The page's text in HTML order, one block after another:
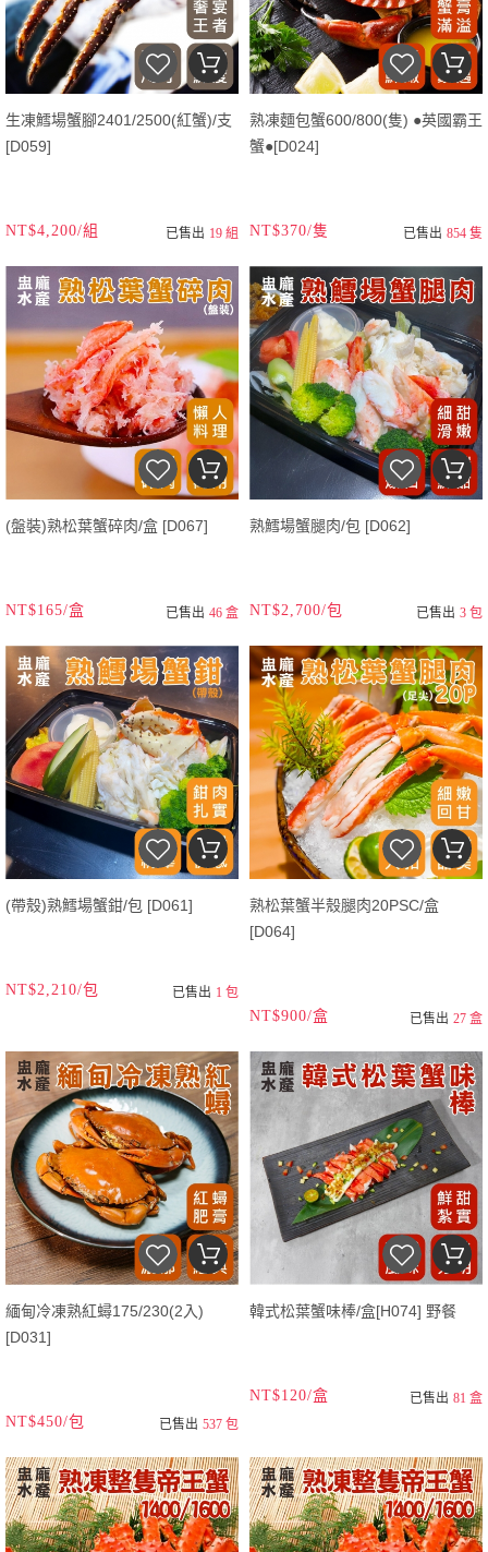
生凍鱈場蟹腳2401/2500(紅蟹)/支
[D059]
NT$4,200/組 已售出 19 組
熟凍麵包蟹600/800(隻) ●英國霸王
蟹●[D024]
NT$370/隻 已售出 854 隻
(盤裝)熟松葉蟹碎肉/盒 [D067]
NT$165/盒 已售出 46 盒
熟鱈場蟹腿肉/包 [D062]
NT$2,700/包 已售出 3 包
(帶殼)熟鱈場蟹鉗/包 [D061]
NT$2,210/包 已售出 1 包
熟松葉蟹半殼腿肉20PSC/盒
[D064]
NT$900/盒 已售出 27 盒
緬甸冷凍熟紅蟳175/230(2入)
[D031]
NT$450/包 已售出 537 包
韓式松葉蟹味棒/盒[H074] 野餐
NT$120/盒 已售出 81 盒